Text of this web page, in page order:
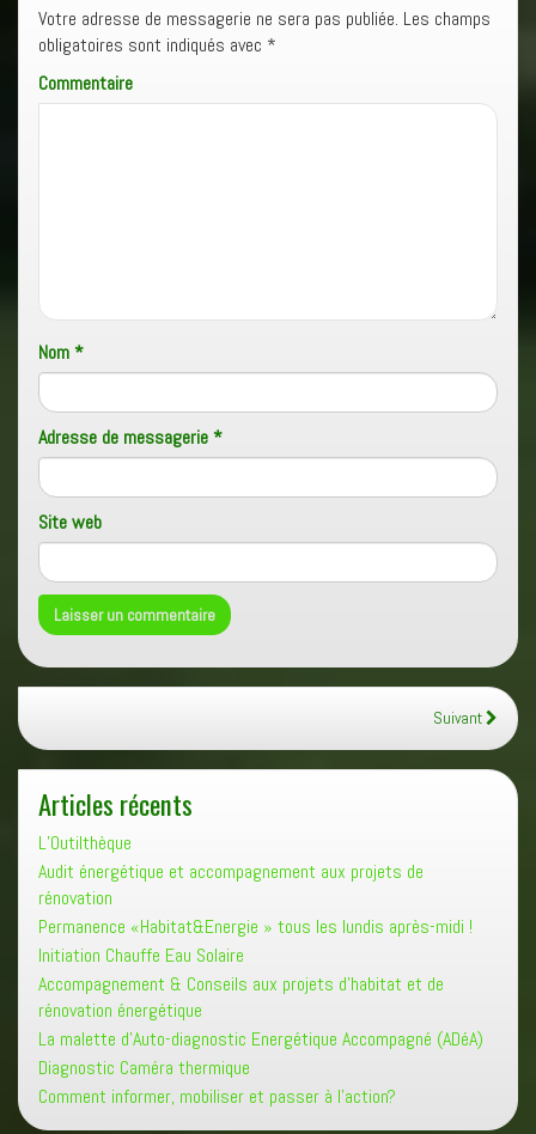
Votre adresse de messagerie ne sera pas publiée. Les champs
obligatoires sont indiqués avec *
Commentaire
Nom*
Adresse de messagerie*
Site web
Suivant
Articles récents
L’Outilthèque
Audit énergétique et accompagnement aux projets de
rénovation
Permanence «Habitat&Energie » tous les lundis après-midi !
Initiation Chauffe Eau Solaire
Accompagnement & Conseils aux projets d’habitat et de
rénovation énergétique
La malette d’Auto-diagnostic Energétique Accompagné (ADéA)
Diagnostic Caméra thermique
Comment informer, mobiliser et passer à l’action?